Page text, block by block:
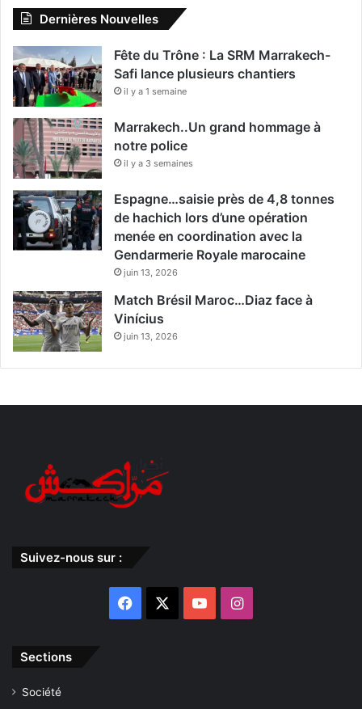
Dernières Nouvelles
Fête du Trône : La SRM Marrakech-
Safi lance plusieurs chantiers
il y a 1 semaine
Marrakech..Un grand hommage à
notre police
il y a 3 semaines
Espagne…saisie près de 4,8 tonnes
de hachich lors d’une opération
menée en coordination avec la
Gendarmerie Royale marocaine
juin 13, 2026
Match Brésil Maroc…Diaz face à
Vinícius
juin 13, 2026
Suivez-nous sur :
Facebook YouTubeInstagram
Sections
Société